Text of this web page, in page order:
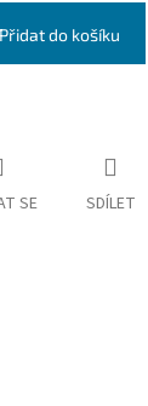
Přidat do košíku
SE SDÍLET